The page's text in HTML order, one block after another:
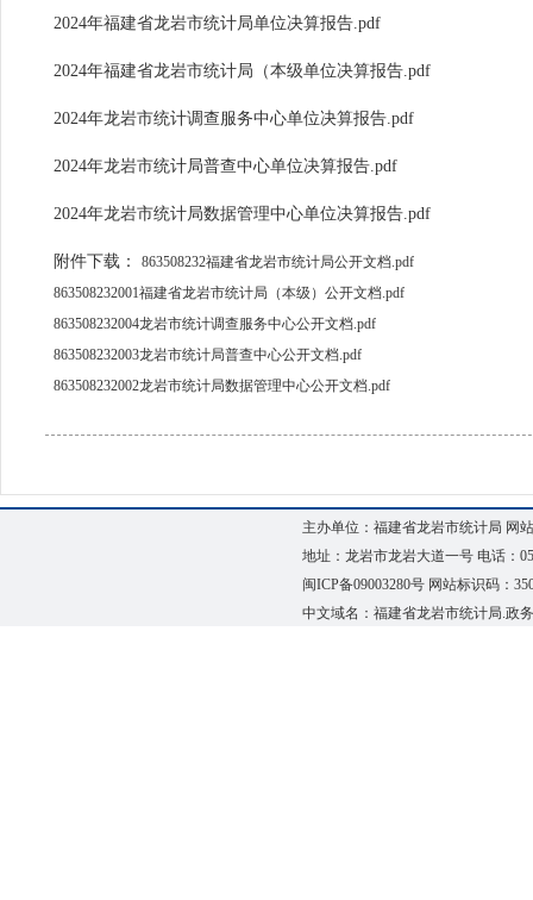
2024年福建省龙岩市统计局单位决算报告.pdf
2024年福建省龙岩市统计局（本级单位决算报告.pdf
2024年龙岩市统计调查服务中心单位决算报告.pdf
2024年龙岩市统计局普查中心单位决算报告.pdf
2024年龙岩市统计局数据管理中心单位决算报告.pdf
附件下载：863508232福建省龙岩市统计局公开文档.pdf
863508232001福建省龙岩市统计局（本级）公开文档.pdf
863508232004龙岩市统计调查服务中心公开文档.pdf
863508232003龙岩市统计局普查中心公开文档.pdf
863508232002龙岩市统计局数据管理中心公开文档.pdf